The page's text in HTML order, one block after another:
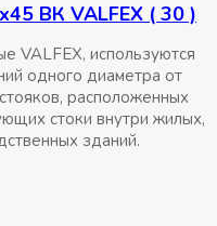
ВК VALFEX ( 30 )
VALFEX, используются
одного диаметра от
расположенных
стоки внутри жилых,
зданий.